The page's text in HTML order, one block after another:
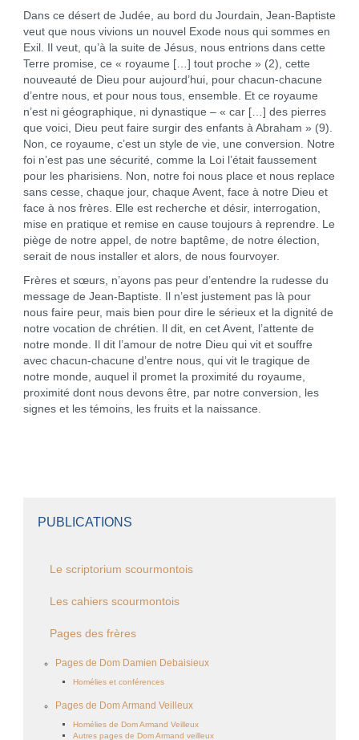
Dans ce désert de Judée, au bord du Jourdain, Jean-Baptiste
veut que nous vivions un nouvel Exode nous qui sommes en
Exil. Il veut, qu’à la suite de Jésus, nous entrions dans cette
Terre promise, ce « royaume […] tout proche » (2), cette
nouveauté de Dieu pour aujourd’hui, pour chacun-chacune
d’entre nous, et pour nous tous, ensemble. Et ce royaume
n’est ni géographique, ni dynastique – « car […] des pierres
que voici, Dieu peut faire surgir des enfants à Abraham » (9).
Non, ce royaume, c’est un style de vie, une conversion. Notre
foi n’est pas une sécurité, comme la Loi l’était faussement
pour les pharisiens. Non, notre foi nous place et nous replace
sans cesse, chaque jour, chaque Avent, face à notre Dieu et
face à nos frères. Elle est recherche et désir, interrogation,
mise en pratique et remise en cause toujours à reprendre. Le
piège de notre appel, de notre baptême, de notre élection,
serait de nous installer et alors, de nous fourvoyer.
Frères et sœurs, n’ayons pas peur d’entendre la rudesse du
message de Jean-Baptiste. Il n’est justement pas là pour
nous faire peur, mais bien pour dire le sérieux et la dignité de
notre vocation de chrétien. Il dit, en cet Avent, l’attente de
notre monde. Il dit l’amour de notre Dieu qui vit et souffre
avec chacun-chacune d’entre nous, qui vit le tragique de
notre monde, auquel il promet la proximité du royaume,
proximité dont nous devons être, par notre conversion, les
signes et les témoins, les fruits et la naissance.
PUBLICATIONS
Le scriptorium scourmontois
Les cahiers scourmontois
Pages des frères
Pages de Dom Damien Debaisieux
Homélies et conférences
Pages de Dom Armand Veilleux
Homélies de Dom Armand Veilleux
Autres pages de Dom Armand veilleux